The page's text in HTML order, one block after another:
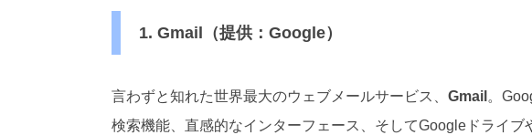
1. Gmail（提供：Google）
言わずと知れた世界最大のウェブメールサービス、 Gmail 。
検索機能、直感的なインターフェース、そしてGoogleドライ